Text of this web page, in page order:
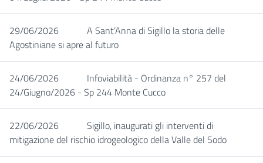
29/06/2026
A Sant’Anna di Sigillo la storia delle
Agostiniane si apre al futuro
24/06/2026
Infoviabilità - Ordinanza n° 257 del
24/Giugno/2026 - Sp 244 Monte Cucco
22/06/2026
Sigillo, inaugurati gli interventi di
mitigazione del rischio idrogeologico della Valle del Sodo